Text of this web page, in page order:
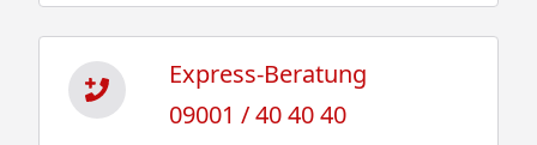
Express-Beratung
09001 / 40 40 40